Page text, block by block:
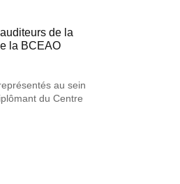
de la
la BCEAO
au sein
du Centre